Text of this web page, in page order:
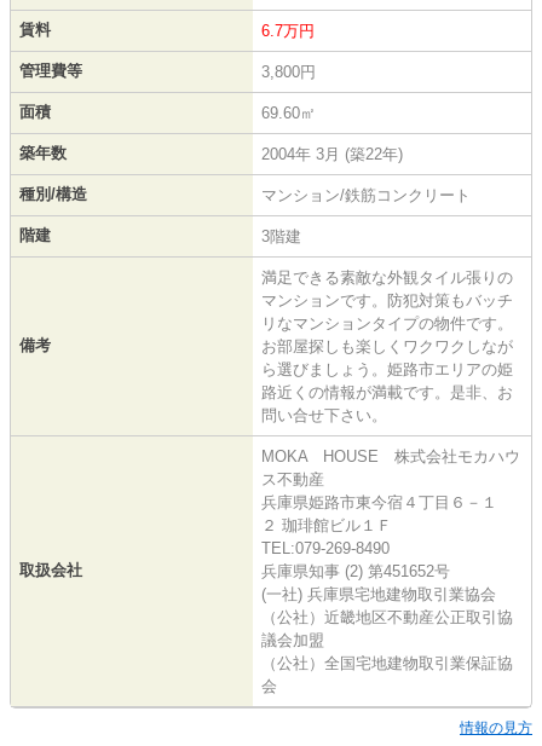
賃料 6.7万円
管理費等 3,800円
面積 69.60㎡
築年数 2004年 3月 (築22年)
種別/構造 マンション/鉄筋コンクリート
階建 3階建
備考
満足できる素敵な外観タイル張りの
マンションです。防犯対策もバッチ
リなマンションタイプの物件です。
お部屋探しも楽しくワクワクしなが
ら選びましょう。姫路市エリアの姫
路近くの情報が満載です。是非、お
問い合せ下さい。
取扱会社
MOKA HOUSE 株式会社モカハウ
ス不動産
兵庫県姫路市東今宿４丁目６－１
２ 珈琲館ビル１Ｆ
TEL:079-269-8490
兵庫県知事 (2) 第451652号
(一社) 兵庫県宅地建物取引業協会
（公社）近畿地区不動産公正取引協
議会加盟
（公社）全国宅地建物取引業保証協
会
情報の見方